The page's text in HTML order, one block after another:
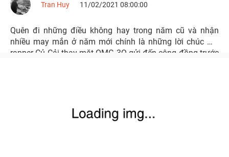
Tran Huy 11/02/2021 08:00:00
Quên đi những điều không hay trong năm cũ và nhận
nhiều may mắn ở năm mới chính là những lời chúc mà
rapper Củ Cải thay mặt OMG 3Q gửi đến cộng đồng trước